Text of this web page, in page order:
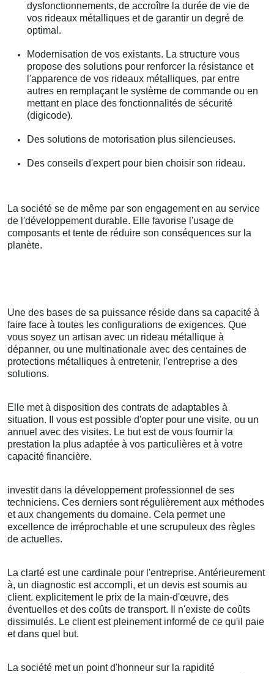
dysfonctionnements, de accroître la durée de vie de
vos rideaux métalliques et de garantir un degré de
optimal.
Modernisation de vos existants. La structure vous
propose des solutions pour renforcer la résistance et
l'apparence de vos rideaux métalliques, par entre
autres en remplaçant le système de commande ou en
mettant en place des fonctionnalités de sécurité
(digicode).
Des solutions de motorisation plus silencieuses.
Des conseils d'expert pour bien choisir son rideau.
La société se de même par son engagement en au service
de l'développement durable. Elle favorise l'usage de
composants et tente de réduire son conséquences sur la
planète.
Une des bases de sa puissance réside dans sa capacité à
faire face à toutes les configurations de exigences. Que
vous soyez un artisan avec un rideau métallique à
dépanner, ou une multinationale avec des centaines de
protections métalliques à entretenir, l'entreprise a des
solutions.
Elle met à disposition des contrats de adaptables à
situation. Il vous est possible d'opter pour une visite, ou un
annuel avec des visites. Le but est de vous fournir la
prestation la plus adaptée à vos particulières et à votre
capacité financière.
investit dans la développement professionnel de ses
techniciens. Ces derniers sont régulièrement aux méthodes
et aux changements du domaine. Cela permet une
excellence de irréprochable et une scrupuleux des règles
de actuelles.
La clarté est une cardinale pour l'entreprise. Antérieurement
à, un diagnostic est accompli, et un devis est soumis au
client. explicitement le prix de la main-d'œuvre, des
éventuelles et des coûts de transport. Il n'existe de coûts
dissimulés. Le client est pleinement informé de ce qu'il paie
et dans quel but.
La société met un point d'honneur sur la rapidité